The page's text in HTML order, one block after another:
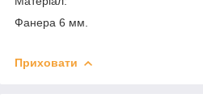
Фанера 6 мм.
Приховати